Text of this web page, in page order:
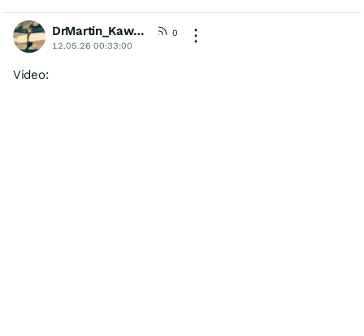
DrMartin_Kawumm [KommA]
0
12.05.26 00:33:00
Video: